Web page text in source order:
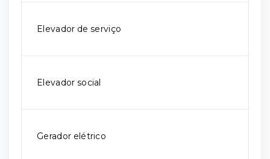
Elevador de serviço
Elevador social
Gerador elétrico